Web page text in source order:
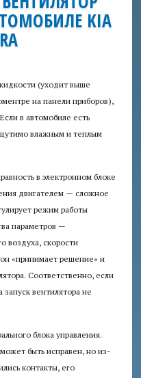
KIA
(уходит выше
на панели приборов),
в автомобиле есть
влажным и теплым
в электронном блоке
двигателем — сложное
режим работы
параметров —
воздуха, скорости
«принимает решение» и
Соответственно, если
вентилятора не
блока управления.
быть исправен, но из-
контакты, его